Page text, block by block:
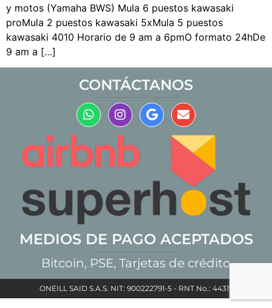
y motos (Yamaha BWS) Mula 6 puestos kawasaki
proMula 2 puestos kawasaki 5xMula 5 puestos
kawasaki 4010 Horario de 9 am a 6pmO formato 24hDe
9 am a […]
CONTÁCTANOS
MEDIOS DE PAGO ACEPTADOS
Bitcoin, PSE, Tarjetas de crédito
ONEILL SAID S.A.S. NIT: 900222791-5 - RNT No.: 44317